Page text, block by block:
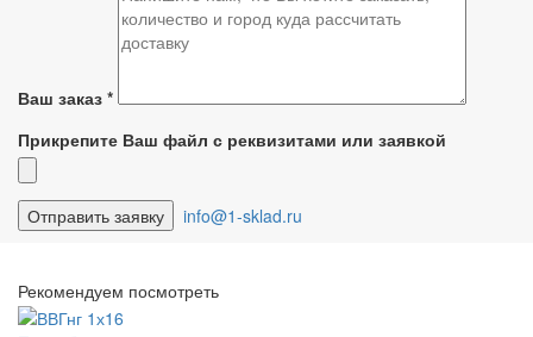
Ваш заказ *
Прикрепите Ваш файл с реквизитами или заявкой
info@1-sklad.ru
Рекомендуем посмотреть